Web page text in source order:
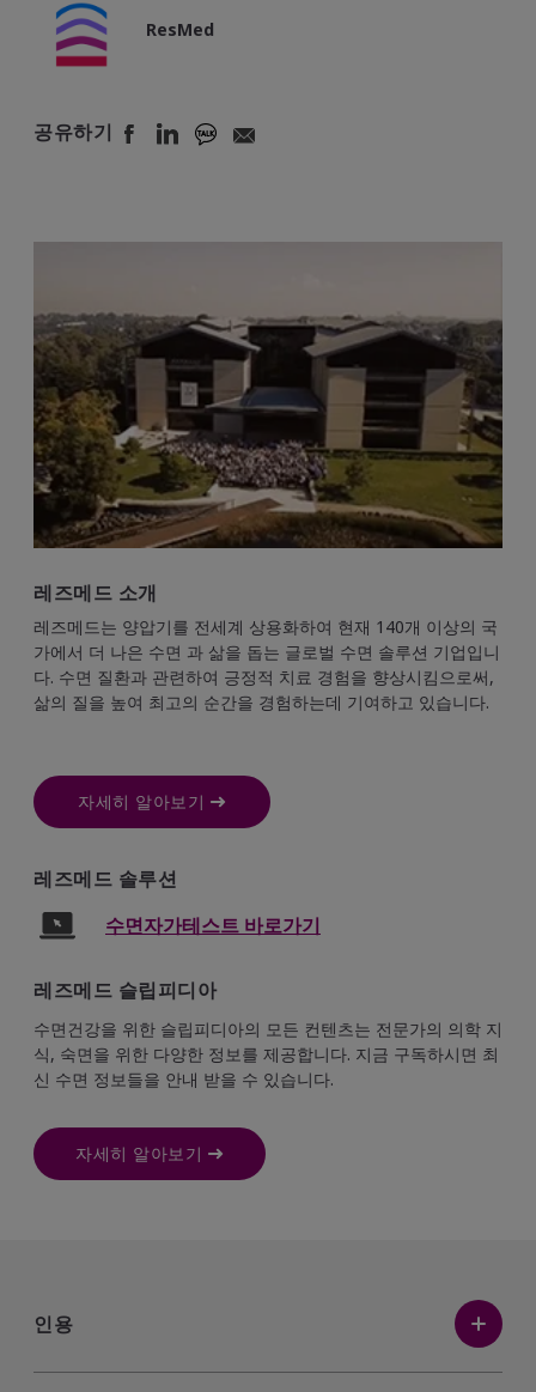
ResMed
공유하기
레즈메드 소개
레즈메드는 양압기를 전세계 상용화하여 현재 140개 이상의 국
가에서 더 나은 수면 과 삶을 돕는 글로벌 수면 솔루션 기업입니
다. 수면 질환과 관련하여 긍정적 치료 경험을 향상시킴으로써,
삶의 질을 높여 최고의 순간을 경험하는데 기여하고 있습니다.
자세히 알아보기
레즈메드 솔루션
수면자가테스트 바로가기
레즈메드 슬립피디아
수면건강을 위한 슬립피디아의 모든 컨텐츠는 전문가의 의학 지
식, 숙면을 위한 다양한 정보를 제공합니다. 지금 구독하시면 최
신 수면 정보들을 안내 받을 수 있습니다.
자세히 알아보기
인용